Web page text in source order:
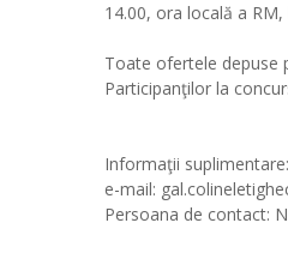
14.00, ora locală a
Toate ofertele depuse
Participanţilor la
Informaţii
e-mail:
Persoana de contact: